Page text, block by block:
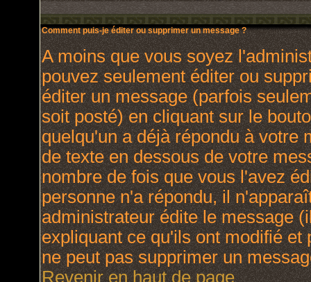
Comment puis-je éditer ou supprimer un message ?
A moins que vous soyez
pouvez seulement éditer ou
éditer un message (parfois
soit posté) en cliquant sur le
quelqu'un a déjà répondu à votre
de texte en dessous de votre
nombre de fois que vous l'avez
personne n'a répondu, il
administrateur édite le message
expliquant ce qu'ils ont modifié
ne peut pas supprimer un
Revenir en haut de page